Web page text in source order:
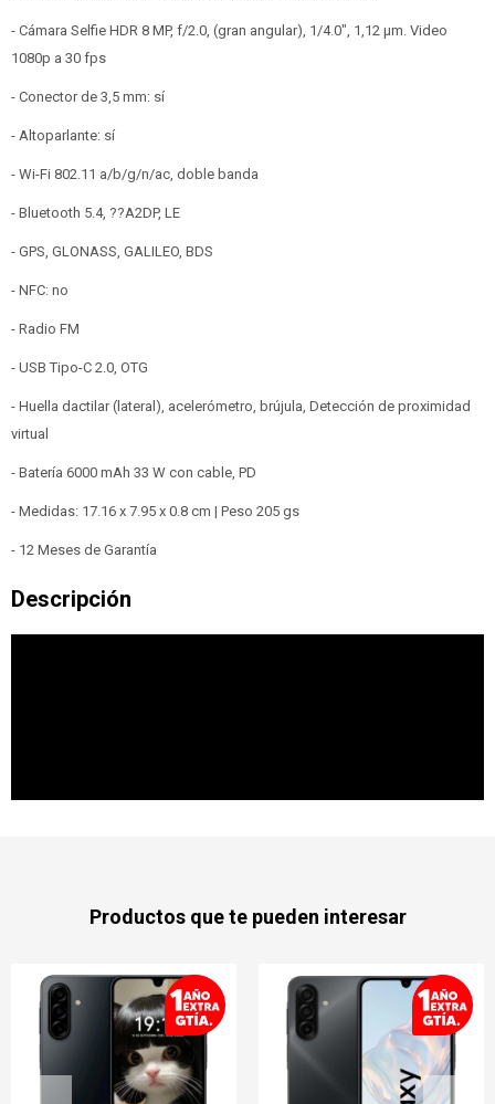
- Cámara Selfie HDR 8 MP, f/2.0, (gran angular), 1/4.0", 1,12 µm. Video
1080p a 30 fps
- Conector de 3,5 mm: sí
- Altoparlante: sí
- Wi-Fi 802.11 a/b/g/n/ac, doble banda
- Bluetooth 5.4, ??A2DP, LE
- GPS, GLONASS, GALILEO, BDS
- NFC: no
- Radio FM
- USB Tipo-C 2.0, OTG
- Huella dactilar (lateral), acelerómetro, brújula, Detección de proximidad
virtual
- Batería 6000 mAh 33 W con cable, PD
- Medidas: 17.16 x 7.95 x 0.8 cm | Peso 205 gs
- 12 Meses de Garantía
Productos que te pueden interesar